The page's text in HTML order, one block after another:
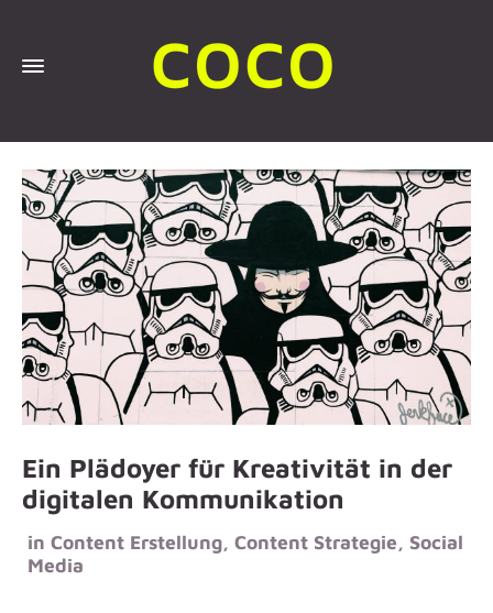
Ein Plädoyer für Kreativität in der
digitalen Kommunikation
in Content Erstellung, Content Strategie, Social
Media